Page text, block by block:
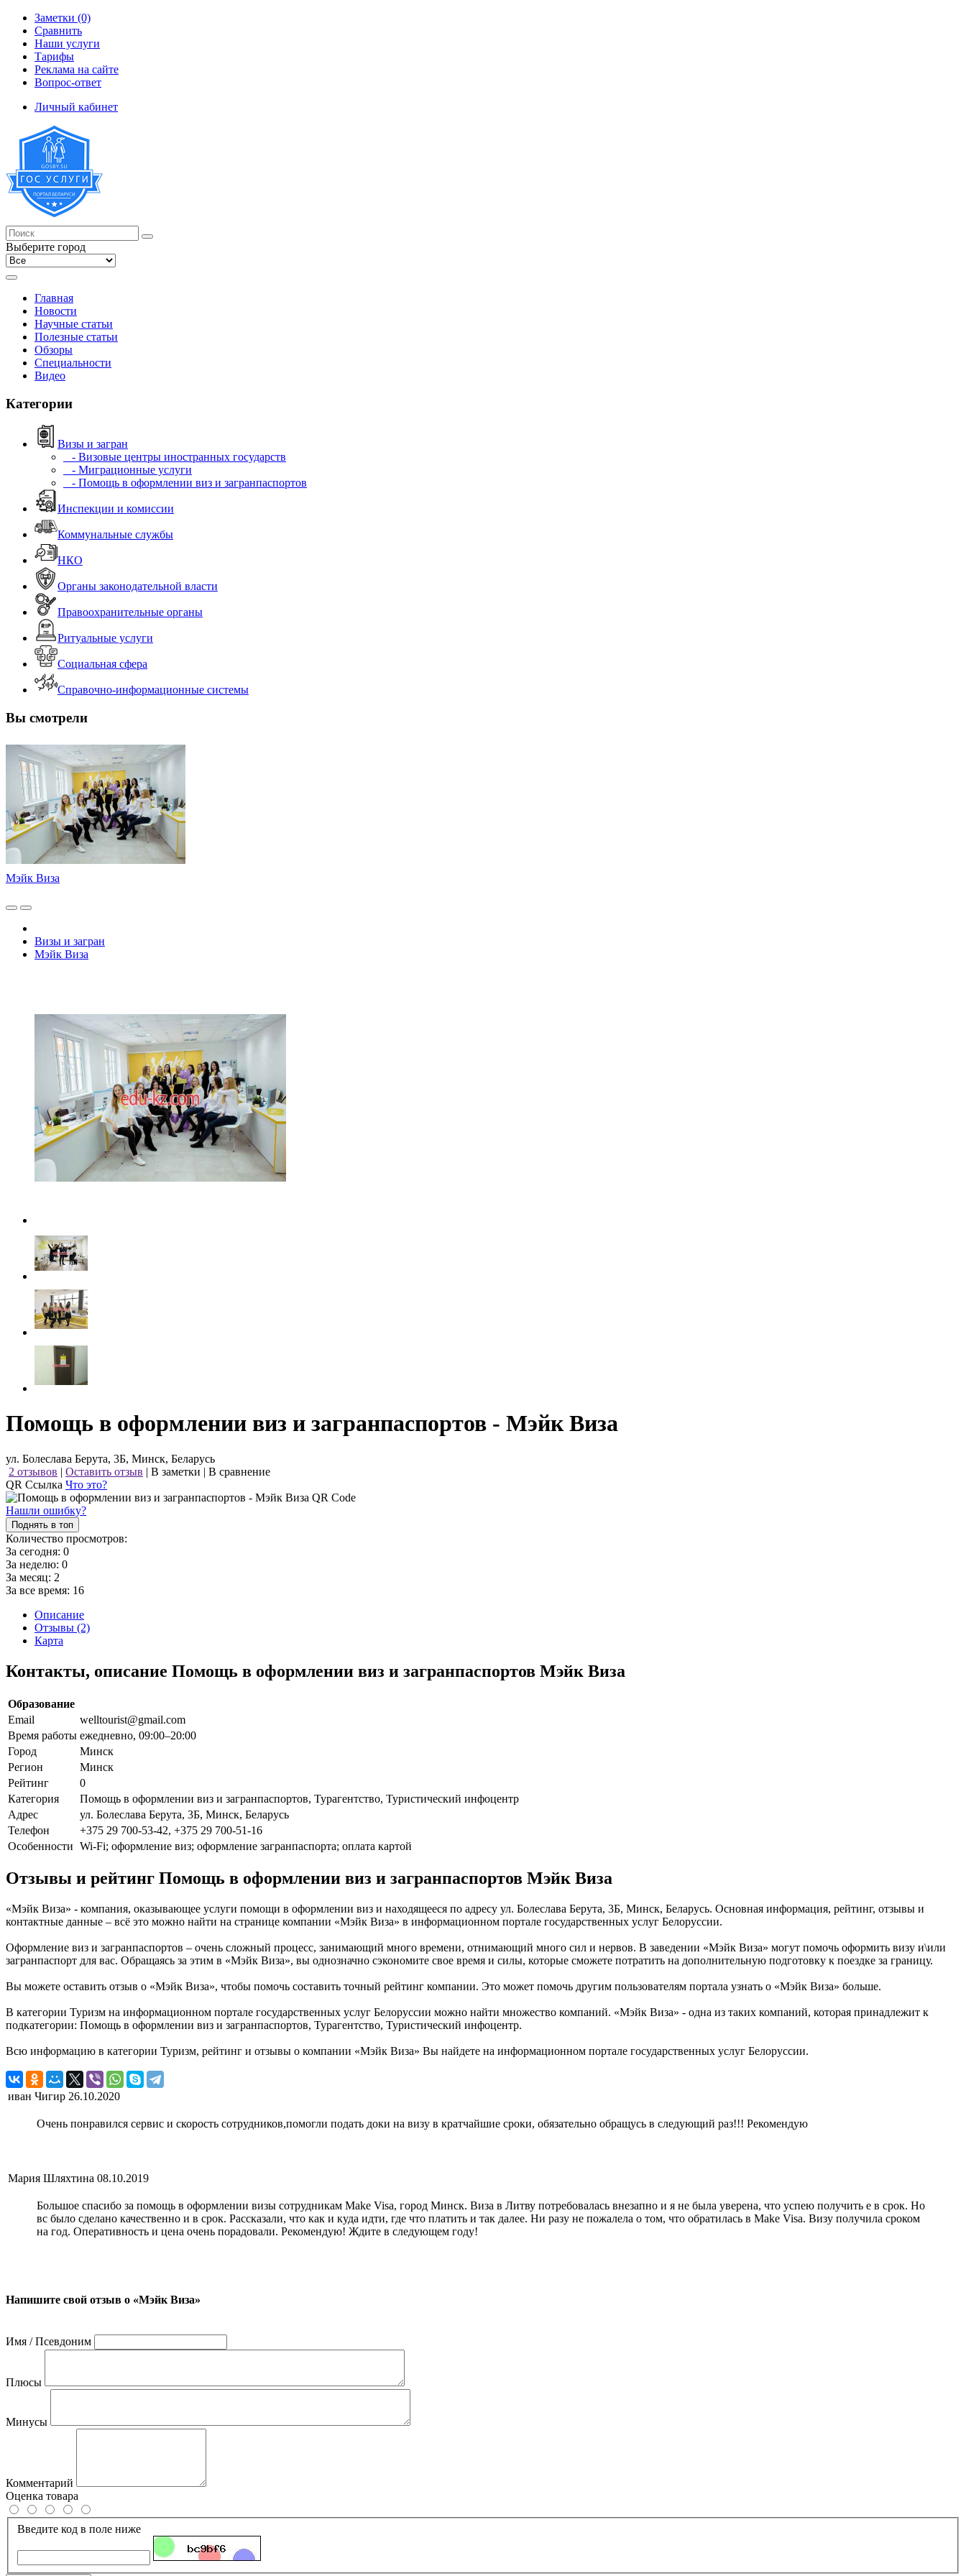
Заметки (0)
Сравнить
Наши услуги
Тарифы
Реклама на сайте
Вопрос-ответ
Личный кабинет
Выберите город
Главная
Новости
Научные статьи
Полезные статьи
Обзоры
Специальности
Видео
Категории
Визы и загран
- Визовые центры иностранных государств
- Миграционные услуги
- Помощь в оформлении виз и загранпаспортов
Инспекции и комиссии
Коммунальные службы
НКО
Органы законодательной власти
Правоохранительные органы
Ритуальные услуги
Социальная сфера
Справочно-информационные системы
Вы смотрели
Мэйк Виза
Визы и загран
Мэйк Виза
Помощь в оформлении виз и загранпаспортов - Мэйк Виза
ул. Болеслава Берута, 3Б, Минск, Беларусь
2 отзывов | Оставить отзыв | В заметки | В сравнение
QR Ссылка Что это?
Нашли ошибку?
Поднять в топ
Количество просмотров:
За сегодня: 0
За неделю: 0
За месяц: 2
За все время: 16
Описание
Отзывы (2)
Карта
Контакты, описание Помощь в оформлении виз и загранпаспортов Мэйк Виза
Образование
Email
welltourist@gmail.com
Время работы ежедневно, 09:00–20:00
Город
Минск
Регион
Минск
Рейтинг
0
Категория
Помощь в оформлении виз и загранпаспортов, Турагентство, Туристический инфоцентр
Адрес
ул. Болеслава Берута, 3Б, Минск, Беларусь
Телефон
+375 29 700-53-42, +375 29 700-51-16
Особенности Wi-Fi; оформление виз; оформление загранпаспорта; оплата картой
Отзывы и рейтинг Помощь в оформлении виз и загранпаспортов Мэйк Виза
«Мэйк Виза» - компания, оказывающее услуги помощи в оформлении виз и находящееся по адресу ул. Болеслава Берута, 3Б, Минск, Беларусь. Основная информация, рейтинг, отзывы и
контактные данные – всё это можно найти на странице компании «Мэйк Виза» в информационном портале государственных услуг Белоруссии.
Оформление виз и загранпаспортов – очень сложный процесс, занимающий много времени, отнимающий много сил и нервов. В заведении «Мэйк Виза» могут помочь оформить визу и\или
загранпаспорт для вас. Обращаясь за этим в «Мэйк Виза», вы однозначно сэкономите свое время и силы, которые сможете потратить на дополнительную подготовку к поездке за границу.
Вы можете оставить отзыв о «Мэйк Виза», чтобы помочь составить точный рейтинг компании. Это может помочь другим пользователям портала узнать о «Мэйк Виза» больше.
В категории Туризм на информационном портале государственных услуг Белоруссии можно найти множество компаний. «Мэйк Виза» - одна из таких компаний, которая принадлежит к
подкатегории: Помощь в оформлении виз и загранпаспортов, Турагентство, Туристический инфоцентр.
Всю информацию в категории Туризм, рейтинг и отзывы о компании «Мэйк Виза» Вы найдете на информационном портале государственных услуг Белоруссии.
иван Чигир 26.10.2020
Очень понравился сервис и скорость сотрудников,помогли подать доки на визу в кратчайшие сроки, обязательно обращусь в следующий раз!!! Рекомендую
Мария Шляхтина 08.10.2019
Большое спасибо за помощь в оформлении визы сотрудникам Make Visa, город Минск. Виза в Литву потребовалась внезапно и я не была уверена, что успею получить е в срок. Но
вс было сделано качественно и в срок. Рассказали, что как и куда идти, где что платить и так далее. Ни разу не пожалела о том, что обратилась в Make Visa. Визу получила сроком
на год. Оперативность и цена очень порадовали. Рекомендую! Ждите в следующем году!
Напишите свой отзыв о «Мэйк Виза»
Имя / Псевдоним
Плюсы
Минусы
Комментарий
Оценка товара
Введите код в поле ниже